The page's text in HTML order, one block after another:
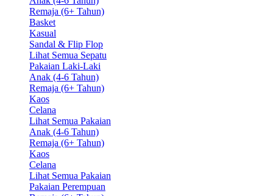
Remaja (6+ Tahun)
Basket
Kasual
Sandal & Flip Flop
Lihat Semua Sepatu
Pakaian Laki-Laki
Anak (4-6 Tahun)
Remaja (6+ Tahun)
Kaos
Celana
Lihat Semua Pakaian
Anak (4-6 Tahun)
Remaja (6+ Tahun)
Kaos
Celana
Lihat Semua Pakaian
Pakaian Perempuan